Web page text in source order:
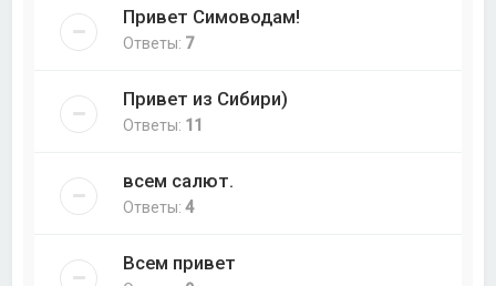
Привет Симоводам!
Ответы: 7
Привет из Сибири)
Ответы: 11
всем салют.
Ответы:4
Всем привет